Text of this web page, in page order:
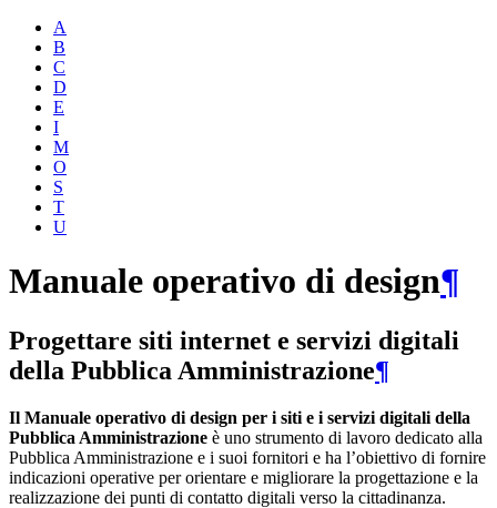
A
B
C
D
E
I
M
O
S
T
U
Manuale operativo di design¶
Progettare siti internet e servizi digitali
della Pubblica Amministrazione¶
Il Manuale operativo di design per i siti e i servizi digitali della
Pubblica Amministrazione è uno strumento di lavoro dedicato alla
Pubblica Amministrazione e i suoi fornitori e ha l’obiettivo di fornire
indicazioni operative per orientare e migliorare la progettazione e la
realizzazione dei punti di contatto digitali verso la cittadinanza.